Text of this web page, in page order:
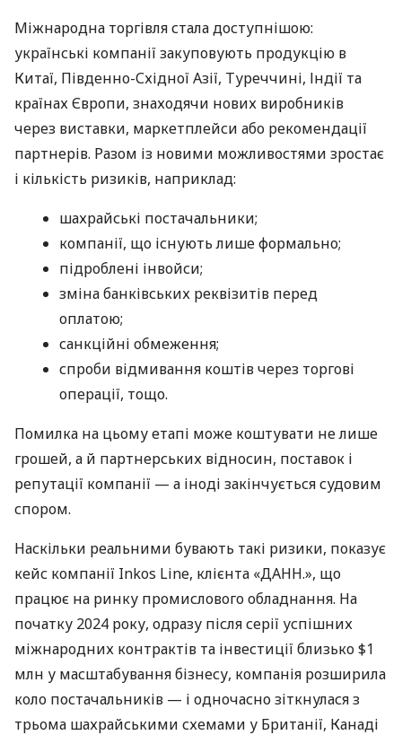
Міжнародна торгівля стала доступнішою:
українські компанії закуповують продукцію в
Китаї, Південно-Східної Азії, Туреччині, Індії та
країнах Європи, знаходячи нових виробників
через виставки, маркетплейси або рекомендації
партнерів. Разом із новими можливостями зростає
і кількість ризиків, наприклад:
шахрайські постачальники;
компанії, що існують лише формально;
підроблені інвойси;
зміна банківських реквізитів перед
оплатою;
санкційні обмеження;
спроби відмивання коштів через торгові
операції, тощо.
Помилка на цьому етапі може коштувати не лише
грошей, а й партнерських відносин, поставок і
репутації компанії — а іноді закінчується судовим
спором.
Наскільки реальними бувають такі ризики, показує
кейс компанії Inkos Line, клієнта «ДАНН.», що
працює на ринку промислового обладнання. На
початку 2024 року, одразу після серії успішних
міжнародних контрактів та інвестиції близько $1
млн у масштабування бізнесу, компанія розширила
коло постачальників — і одночасно зіткнулася з
трьома шахрайськими схемами у Британії, Канаді